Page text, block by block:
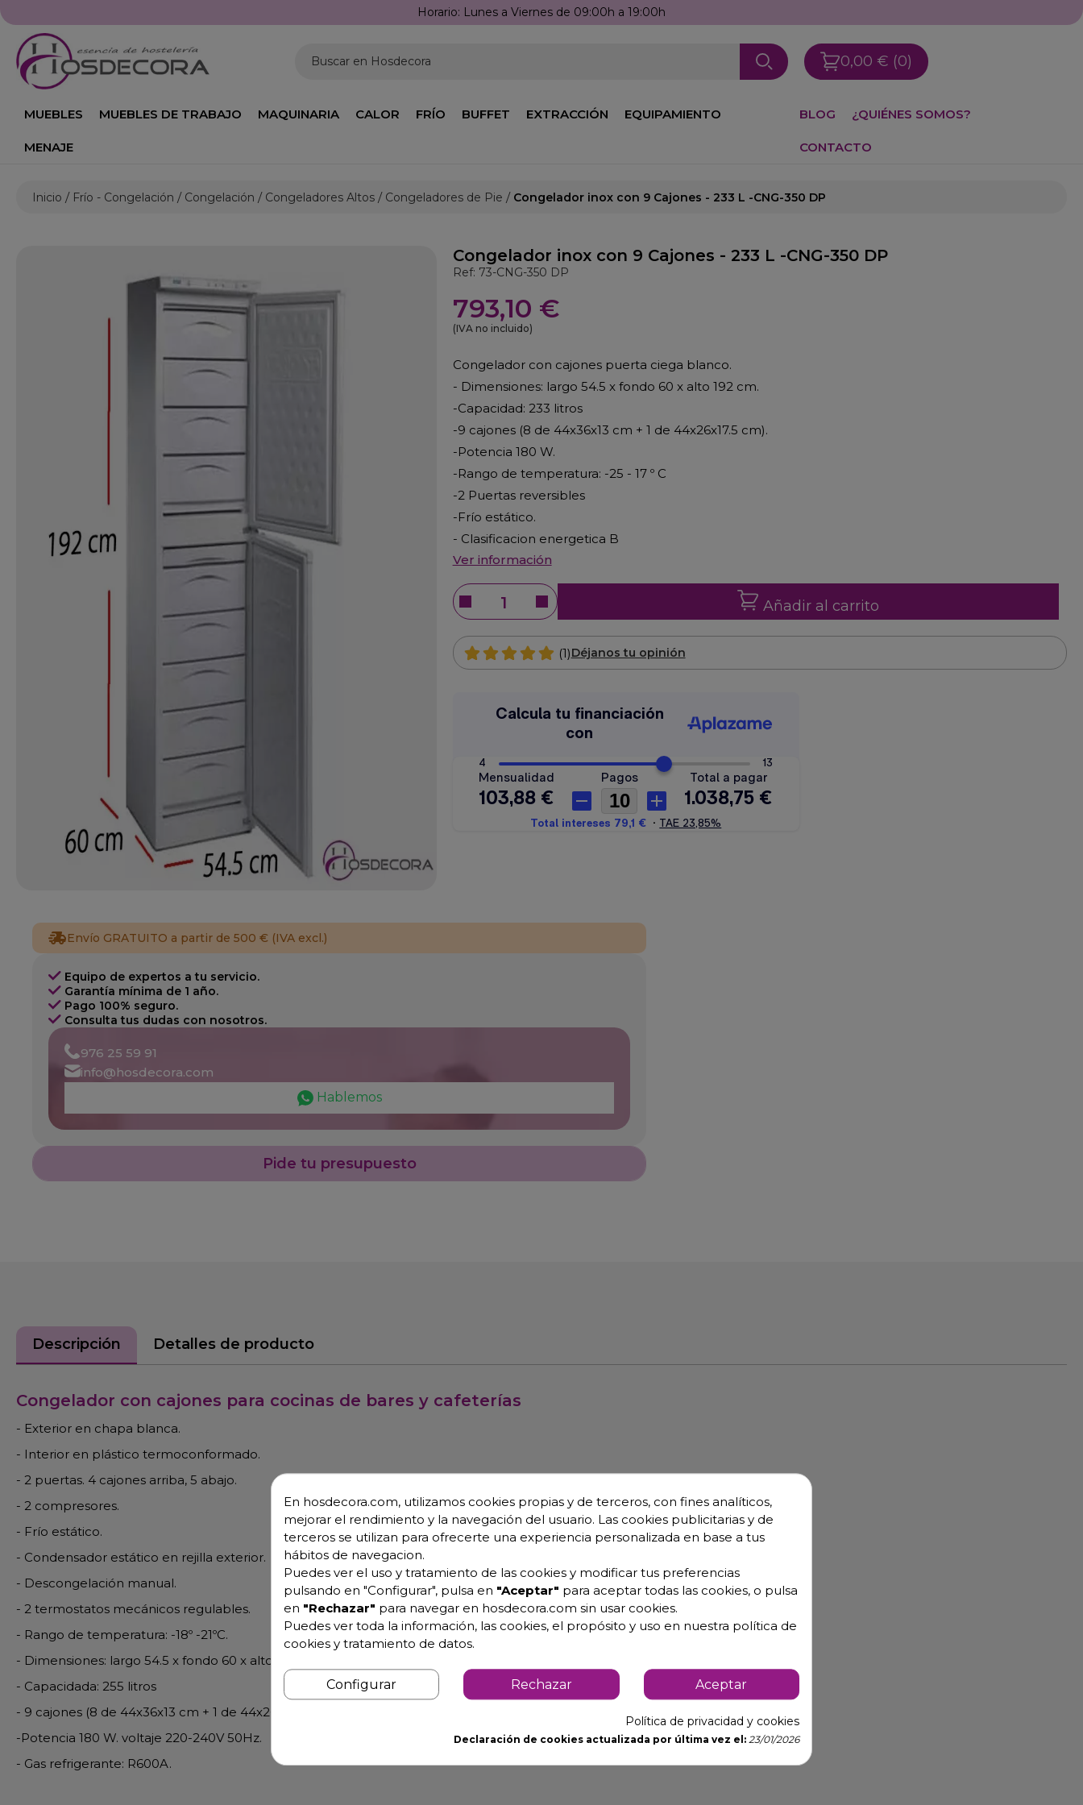
Horario: Lunes a Viernes de 09:00h a 19:00h
Buscar en Hosdecora 0,00 € (0)
MUEBLES MUEBLES DE TRABAJO MAQUINARIA CALOR FRÍO BUFFET EXTRACCIÓN EQUIPAMIENTO
MENAJE
BLOG ¿QUIÉNES SOMOS?
CONTACTO
Inicio Frío - Congelación Congelación Congeladores Altos Congeladores de Pie Congelador inox con 9 Cajones - 233 L -CNG-350 DP
Congelador inox con 9 Cajones - 233 L -CNG-350 DP
Ref: 73-CNG-350 DP
793,10 €
(IVA no incluido)
Congelador con cajones puerta ciega blanco.
- Dimensiones: largo 54.5 x fondo 60 x alto 192 cm.
-Capacidad: 233 litros
-9 cajones (8 de 44x36x13 cm + 1 de 44x26x17.5 cm).
-Potencia 180 W.
-Rango de temperatura: -25 - 17 º C
-2 Puertas reversibles
-Frío estático.
- Clasificacion energetica B
Ver información
Añadir al carrito
(1)Déjanos tu opinión
Envío GRATUITO a partir de 500 € (IVA excl.)
Equipo de expertos a tu servicio.
Garantía mínima de 1 año.
Pago 100% seguro.
Consulta tus dudas con nosotros.
976 25 59 91
info@hosdecora.com
Hablemos
Pide tu presupuesto
Descripción Detalles de producto
Congelador con cajones para cocinas de bares y cafeterías
- Exterior en chapa blanca.
- Interior en plástico termoconformado.
- 2 puertas. 4 cajones arriba, 5 abajo.
- 2 compresores.
- Frío estático.
- Condensador estático en rejilla exterior.
- Descongelación manual.
- 2 termostatos mecánicos regulables.
- Rango de temperatura: -18º -21ºC.
- Dimensiones: largo 54.5 x fondo 60 x alto 192 cm.
- Capacidada: 255 litros
- 9 cajones (8 de 44x36x13 cm + 1 de 44x26x17.5 cm).
-Potencia 180 W. voltaje 220-240V 50Hz.
- Gas refrigerante: R600A.
En hosdecora.com, utilizamos cookies propias y de terceros, con fines analíticos,
mejorar el rendimiento y la navegación del usuario. Las cookies publicitarias y de
terceros se utilizan para ofrecerte una experiencia personalizada en base a tus
hábitos de navegacion.
Puedes ver el uso y tratamiento de las cookies y modificar tus preferencias
pulsando en "Configurar", pulsa en "Aceptar" para aceptar todas las cookies, o pulsa
en "Rechazar" para navegar en hosdecora.com sin usar cookies.
Puedes ver toda la información, las cookies, el propósito y uso en nuestra política de
cookies y tratamiento de datos.
Configurar Rechazar Aceptar
Política de privacidad y cookies
Declaración de cookies actualizada por última vez el: 23/01/2026